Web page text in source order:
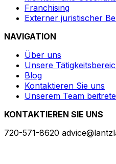
Franchising
Externer juristischer
NAVIGATION
Über uns
Unsere
Blog
Kontaktieren Sie uns
Unserem Team
KONTAKTIEREN SIE UNS
720-571-8620